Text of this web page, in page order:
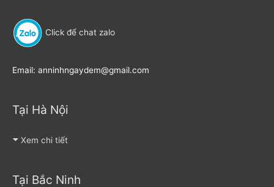
Click để chat zalo
Email: anninhngaydem@gmail.com
Tại Hà Nội
Xem chi tiết
Tại Bắc Ninh